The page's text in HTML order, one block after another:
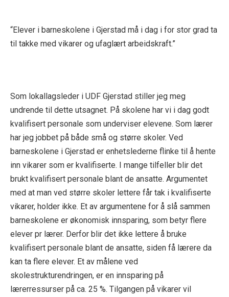
“Elever i barneskolene i Gjerstad må i dag i for stor grad ta
til takke med vikarer og ufaglært arbeidskraft.”
Som lokallagsleder i UDF Gjerstad stiller jeg meg
undrende til dette utsagnet. På skolene har vi i dag godt
kvalifisert personale som underviser elevene. Som lærer
har jeg jobbet på både små og større skoler. Ved
barneskolene i Gjerstad er enhetslederne flinke til å hente
inn vikarer som er kvalifiserte. I mange tilfeller blir det
brukt kvalifisert personale blant de ansatte. Argumentet
med at man ved større skoler lettere får tak i kvalifiserte
vikarer, holder ikke. Et av argumentene for å slå sammen
barneskolene er økonomisk innsparing, som betyr flere
elever pr lærer. Derfor blir det ikke lettere å bruke
kvalifisert personale blant de ansatte, siden få lærere da
kan ta flere elever. Et av målene ved
skolestrukturendringen, er en innsparing på
lærerressurser på ca. 25 %. Tilgangen på vikarer vil